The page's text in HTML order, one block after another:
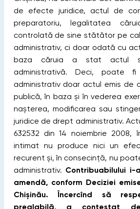
de efecte juridice, actul de
preparatoriu, legalitatea
controlată de sine stătător pe
administrativ, ci doar odată cu
baza căruia a stat actul
administrativă. Deci, poate
administrativ doar actul emis de
publică, în baza și în vederea
nașterea, modiﬁcarea sau
juridice de drept administrativ.
632532 din 14 noiembrie
intimat nu produce nici un
recurent și, în consecinţă, nu
administrativ. Contribuabilului
amendă, conform Deciziei
Chișinău. Încercînd să
prealabilă, a contestat